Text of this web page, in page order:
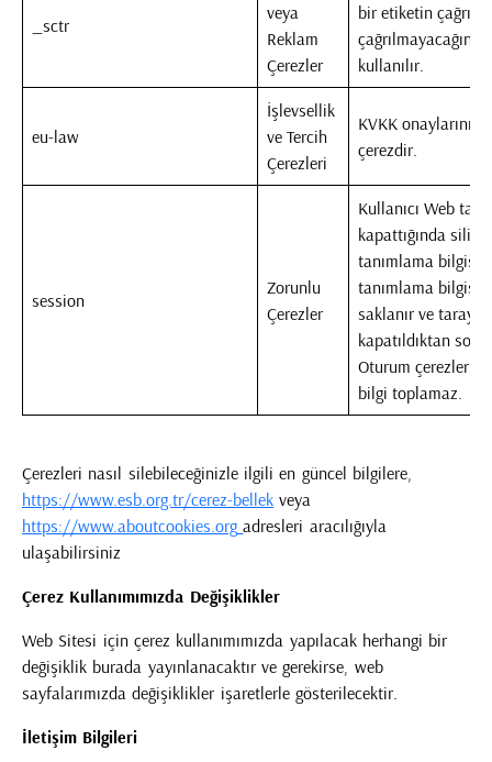
_sctr
veya
Reklam
Çerezler
bir etiketin çağrılıp
çağrılmayacağını
kullanılır.
eu-law
İşlevsellik
ve Tercih
Çerezleri
KVKK onaylarının
çerezdir.
session
Zorunlu
Çerezler
Kullanıcı Web
kapattığında
tanımlama bilgisi.
tanımlama bilgisi
saklanır ve tarayıcı
kapatıldıktan
Oturum çerezleri,
bilgi toplamaz.
Çerezleri nasıl silebileceğinizle ilgili en güncel bilgilere,
https://www.esb.org.tr/cerez-bellek veya
https://www.aboutcookies.org adresleri aracılığıyla
ulaşabilirsiniz
Çerez Kullanımımızda Değişiklikler
Web Sitesi için çerez kullanımımızda yapılacak herhangi bir
değişiklik burada yayınlanacaktır ve gerekirse, web
sayfalarımızda değişiklikler işaretlerle gösterilecektir.
İletişim Bilgileri